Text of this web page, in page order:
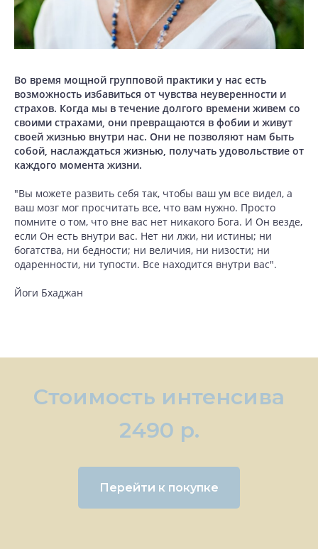
Во время мощной групповой практики у нас есть
возможность избавиться от чувства неуверенности и
страхов. Когда мы в течение долгого времени живем со
своими страхами, они превращаются в фобии и живут
своей жизнью внутри нас. Они не позволяют нам быть
собой, наслаждаться жизнью, получать удовольствие от
каждого момента жизни.
"Вы можете развить себя так, чтобы ваш ум все видел, а
ваш мозг мог просчитать все, что вам нужно. Просто
помните о том, что вне вас нет никакого Бога. И Он везде,
если Он есть внутри вас. Нет ни лжи, ни истины; ни
богатства, ни бедности; ни величия, ни низости; ни
одаренности, ни тупости. Все находится внутри вас".
Йоги Бхаджан
Стоимость интенсива
2490 р.
Перейти к покупке